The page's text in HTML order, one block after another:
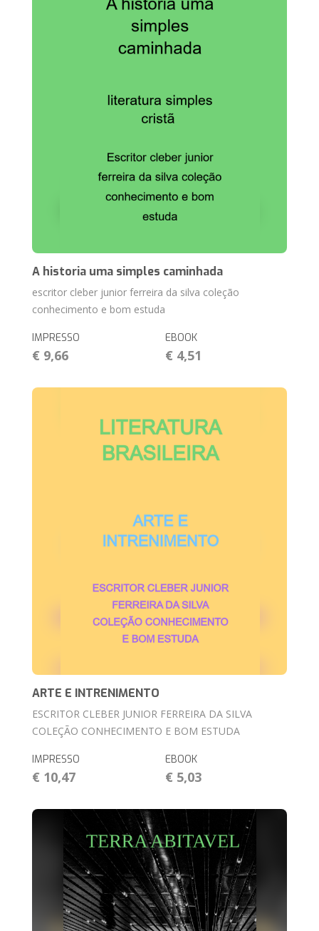
A historia uma simples caminhada
escritor cleber junior ferreira da silva coleção
conhecimento e bom estuda
IMPRESSO
€ 9,66
EBOOK
€ 4,51
ARTE E INTRENIMENTO
ESCRITOR CLEBER JUNIOR FERREIRA DA SILVA
COLEÇÃO CONHECIMENTO E BOM ESTUDA
IMPRESSO
€ 10,47
EBOOK
€ 5,03